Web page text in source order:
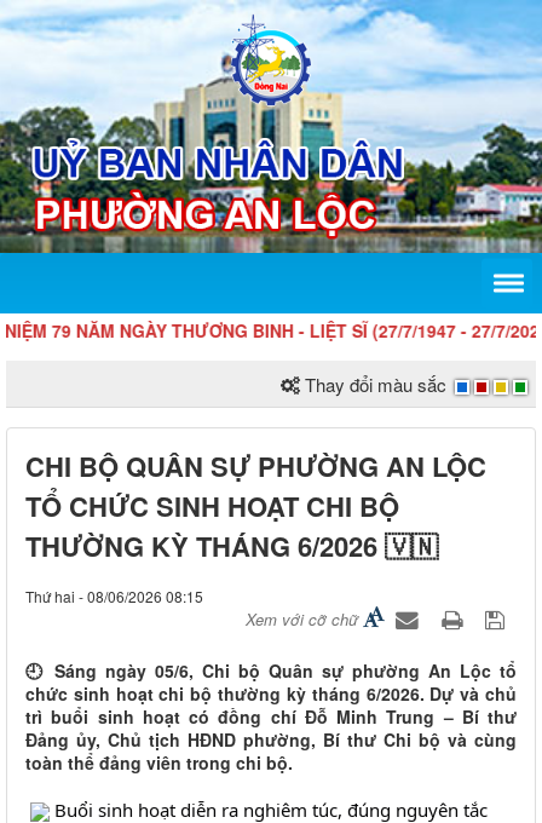
NĂM NGÀY THƯƠNG BINH - LIỆT SĨ (27/7/1947 - 27/7/2026)
Thay đổi màu sắc
CHI BỘ QUÂN SỰ PHƯỜNG AN LỘC
TỔ CHỨC SINH HOẠT CHI BỘ
THƯỜNG KỲ THÁNG 6/2026 🇻🇳
Thứ hai - 08/06/2026 08:15
Xem với cỡ chữ
🕘 Sáng ngày 05/6, Chi bộ Quân sự phường An Lộc tổ
chức sinh hoạt chi bộ thường kỳ tháng 6/2026. Dự và chủ
trì buổi sinh hoạt có đồng chí Đỗ Minh Trung – Bí thư
Đảng ủy, Chủ tịch HĐND phường, Bí thư Chi bộ và cùng
toàn thể đảng viên trong chi bộ.
Buổi sinh hoạt diễn ra nghiêm túc, đúng nguyên tắc